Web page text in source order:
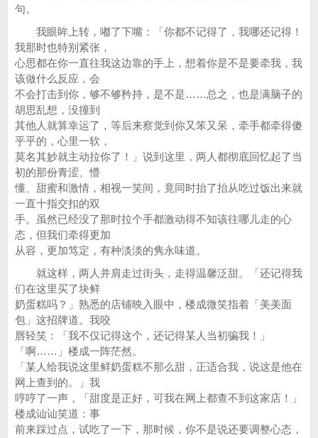
句。
我眼眸上转，嘟了下嘴：「你都不记得了，我哪还记得！
我那时也特别紧张，
心思都在你一直往我这边靠的手上，想着你是不是要牵我，我
该做什么反应，会
不会打击到你，够不够矜持，是不是……总之，也是满脑子的
胡思乱想，没撞到
其他人就算幸运了，等后来察觉到你又笨又呆，牵手都牵得傻
乎乎的，心里一软，
莫名其妙就主动拉你了！」说到这里，两人都彻底回忆起了当
初的那份青涩、懵
懂、甜蜜和激情，相视一笑间，竟同时抬了抬从吃过饭出来就
一直十指交扣的双
手。虽然已经没了那时拉个手都激动得不知该往哪儿走的心
态，但我们牵得更加
从容，更加笃定，有种淡淡的隽永味道。
就这样，两人并肩走过街头，走得温馨泛甜。「还记得我
们在这里买了块鲜
奶蛋糕吗？」熟悉的店铺映入眼中，楼成微笑指着「美美面
包」这招牌道。我咬
唇轻笑：「我不仅记得这个，还记得某人当初骗我！」
「啊……」楼成一阵茫然。
「某人给我说这里鲜奶蛋糕不那么甜，正适合我，说这是他在
网上查到的。」我
哼哼了一声，「甜度是正好，可我在网上都查不到这家店！」
楼成讪讪笑道：事
前来踩过点，试吃了一下，那时候，你不是说还要调整心态，